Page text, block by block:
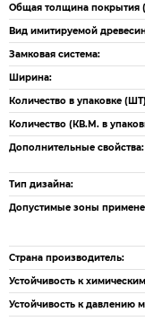
Общая толщина
Вид имитируемой
Замковая система:
Ширина:
Количество в упаковке
Количество (КВ.М. в
Дополнительные свойства:
Тип дизайна:
Допустимые зоны
Страна производитель:
Устойчивость к
Устойчивость к давлению